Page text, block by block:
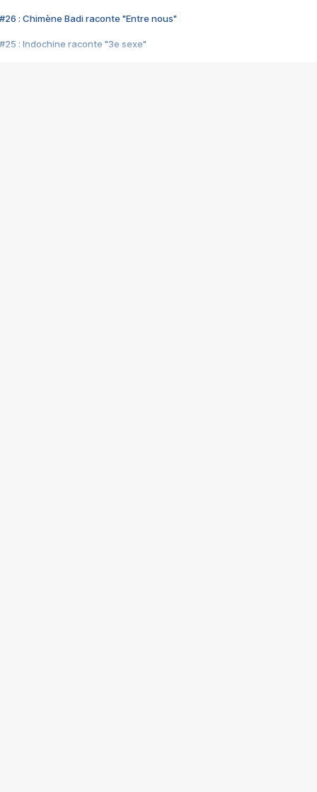
#26 : Chimène Badi raconte "Entre nous"
#25 : Indochine raconte "3e sexe"